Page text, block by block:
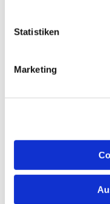
Statistiken
Marketing